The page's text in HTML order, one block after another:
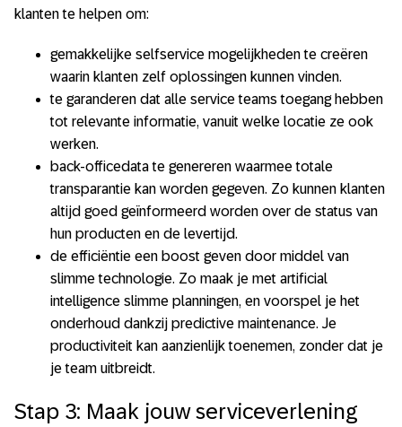
klanten te helpen om:
gemakkelijke selfservice mogelijkheden te creëren
waarin klanten zelf oplossingen kunnen vinden.
te garanderen dat alle service teams toegang hebben
tot relevante informatie, vanuit welke locatie ze ook
werken.
back-officedata te genereren waarmee totale
transparantie kan worden gegeven. Zo kunnen klanten
altijd goed geïnformeerd worden over de status van
hun producten en de levertijd.
de efficiëntie een boost geven door middel van
slimme technologie. Zo maak je met artificial
intelligence slimme planningen, en voorspel je het
onderhoud dankzij predictive maintenance. Je
productiviteit kan aanzienlijk toenemen, zonder dat je
je team uitbreidt.
Stap 3: Maak jouw serviceverlening